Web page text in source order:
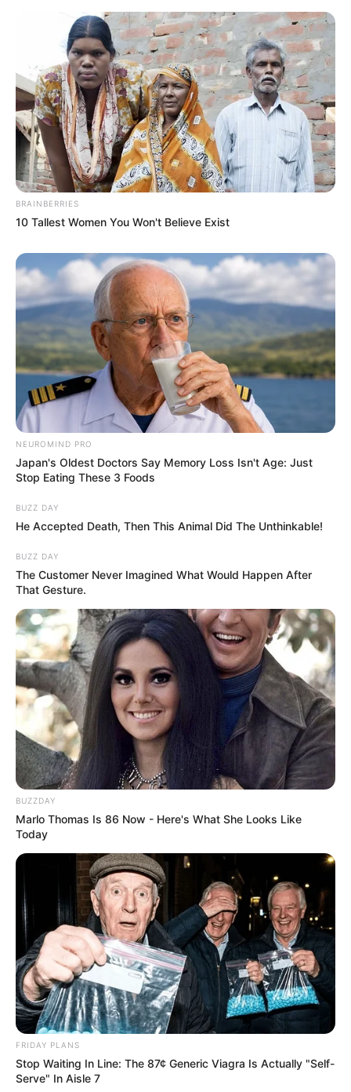
BRAINBERRIES
10 Tallest Women You Won't Believe Exist
NEUROMIND PRO
Japan's Oldest Doctors Say Memory Loss Isn't Age: Just
Stop Eating These 3 Foods
BUZZ DAY
He Accepted Death, Then This Animal Did The Unthinkable!
BUZZ DAY
The Customer Never Imagined What Would Happen After
That Gesture.
BUZZDAY
Marlo Thomas Is 86 Now - Here's What She Looks Like
Today
FRIDAY PLANS
Stop Waiting In Line: The 87¢ Generic Viagra Is Actually "Self-
Serve" In Aisle 7